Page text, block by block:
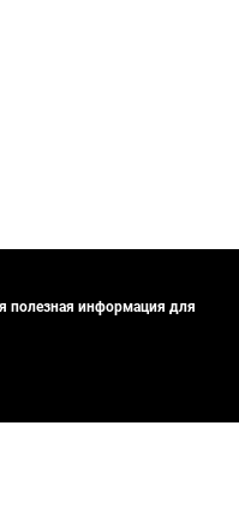
полезная информация для